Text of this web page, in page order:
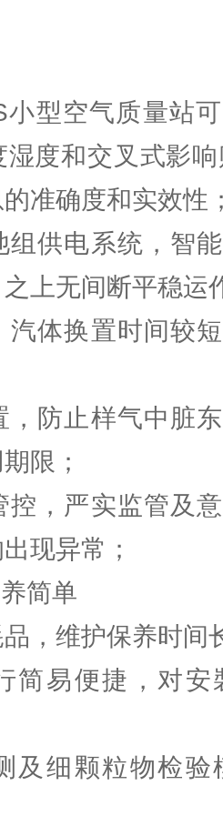
小型空气质量站
湿度和交叉式影
准确度和实效性
组供电系统，智
上无间断平稳运
汽体换置时间较
，防止样气中脏
限；
控，严实监管及
现异常；
简单
，维护保养时间
简易便捷，对
及细颗粒物检验